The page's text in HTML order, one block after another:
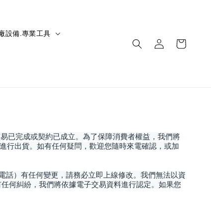
設備.專業工具
已完成或契約已成立。為了保障消費者權益，我們將
行出貨。如有任何疑問，歡迎您隨時來電確認，或加
）有任何變更，請務必立即上線修改。我們無法以資
何糾紛，我們將依據電子交易資料進行認定。如果您